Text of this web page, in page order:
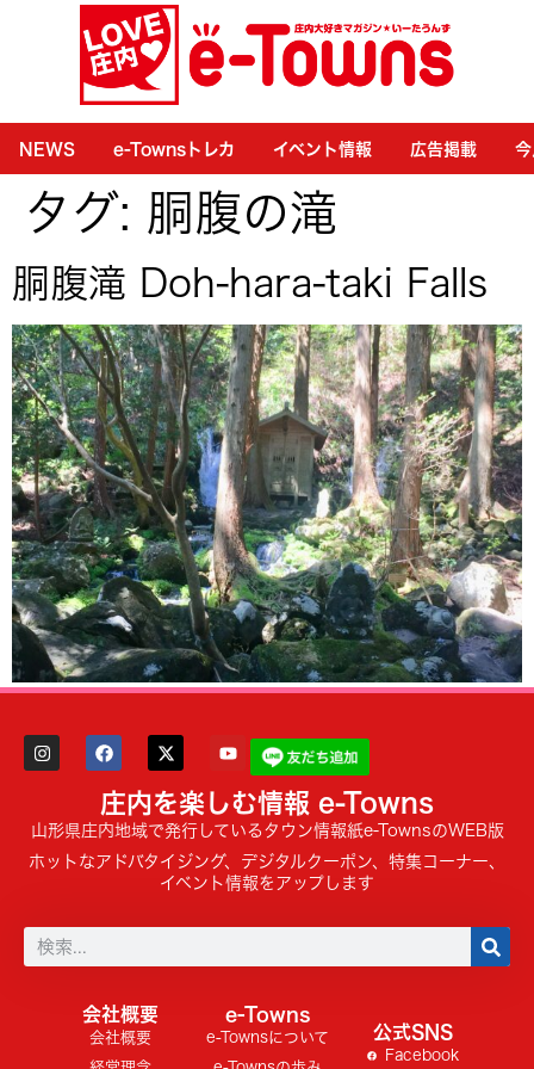
NEWS e-Townsトレカ イベント情報 広告掲載
タグ: 胴腹の滝
胴腹滝 Doh-hara-taki Falls
庄内を楽しむ情報 e-Towns
山形県庄内地域で発行しているタウン情報紙e-TownsのWEB版
ホットなアドバタイジング、デジタルクーポン、特集コーナー、
イベント情報をアップします
会社概要
会社概要
e-Towns
e-Townsについて
公式SNS
Facebook